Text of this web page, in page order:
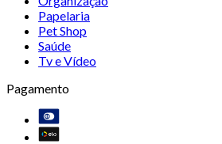
Papelaria
Pet Shop
Saúde
Tv e Vídeo
Pagamento